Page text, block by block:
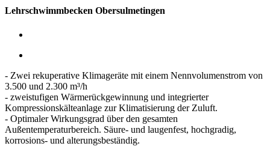
Lehrschwimmbecken Obersulmetingen
- Zwei rekuperative Klimageräte mit einem Nennvolumenstrom von
3.500 und 2.300 m³/h
- zweistufigen Wärmerückgewinnung und integrierter
Kompressionskälteanlage zur Klimatisierung der Zuluft.
- Optimaler Wirkungsgrad über den gesamten
Außentemperaturbereich. Säure- und laugenfest, hochgradig,
korrosions- und alterungsbeständig.